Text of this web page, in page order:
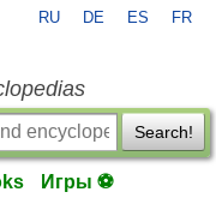
RU DE ES FR
Search!
Игры ⚽